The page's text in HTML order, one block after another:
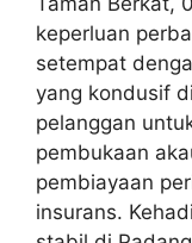
keperluan
setempat
yang kondusif
pelanggan
pembukaan
pembiayaan
insurans.